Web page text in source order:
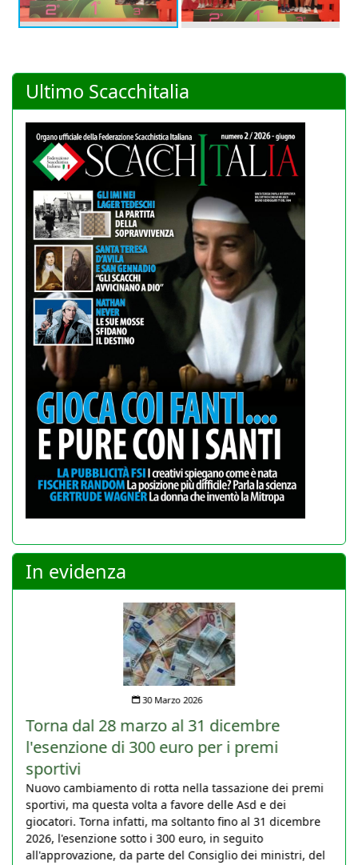
Ultimo Scacchitalia
In evidenza
30 Marzo 2026
Torna dal 28 marzo al 31 dicembre
l'esenzione di 300 euro per i premi
sportivi
Nuovo cambiamento di rotta nella tassazione dei premi
sportivi, ma questa volta a favore delle Asd e dei
giocatori. Torna infatti, ma soltanto fino al 31 dicembre
2026, l'esenzione sotto i 300 euro, in seguito
all'approvazione, da parte del Consiglio dei ministri, del